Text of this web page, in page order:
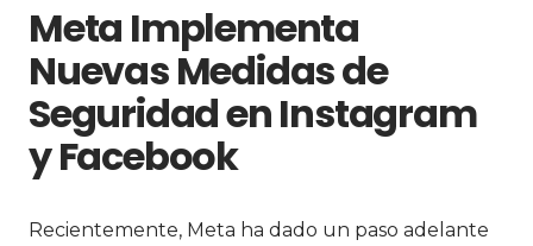
Meta Implementa
Nuevas Medidas de
Seguridad en Instagram
y Facebook
Recientemente, Meta ha dado un paso adelante